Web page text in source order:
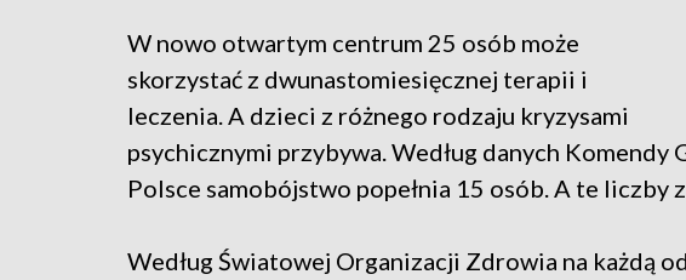
W nowo otwartym centrum 25 osób może
skorzystać z dwunastomiesięcznej terapii i
leczenia. A dzieci z różnego rodzaju kryzysami
psychicznymi przybywa. Według danych Komendy
Polsce samobójstwo popełnia 15 osób. A te liczby
Według Światowej Organizacji Zdrowia na każdą